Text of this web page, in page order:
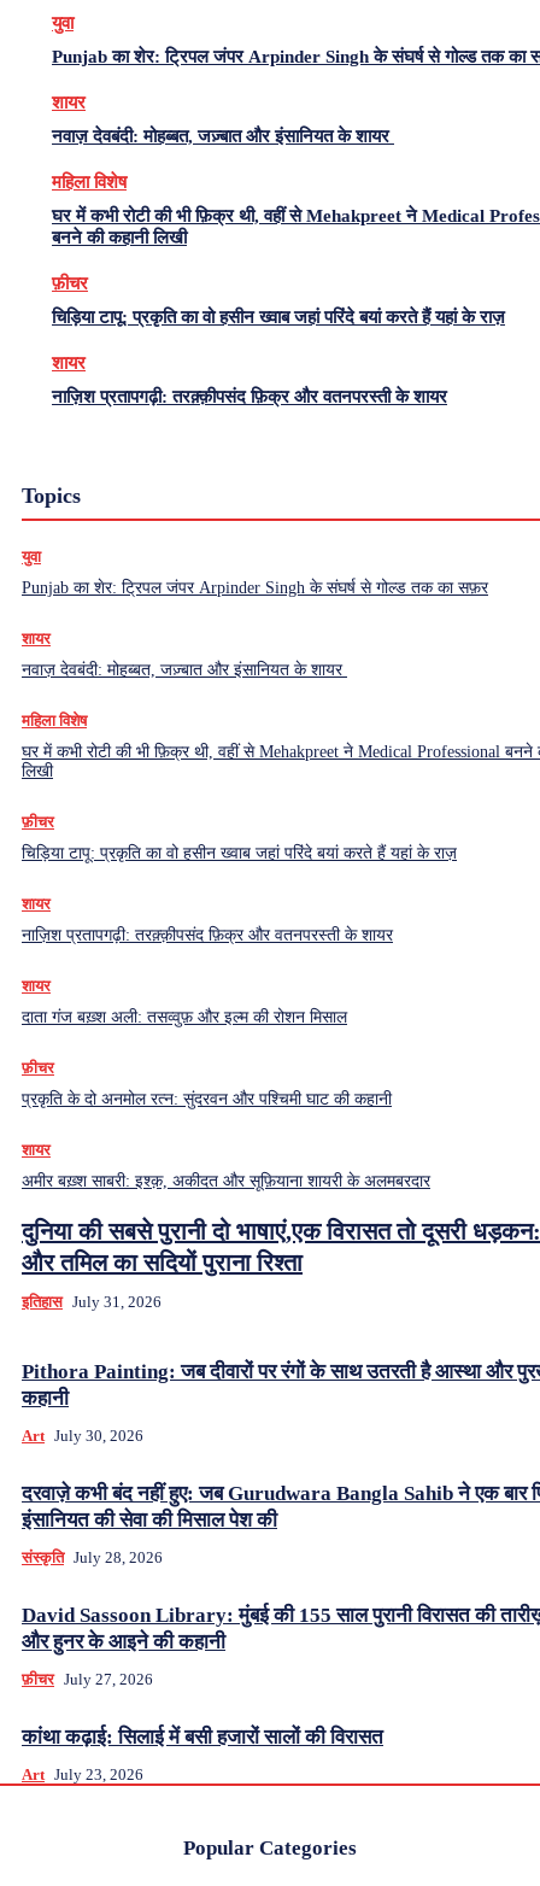
युवा
Punjab का शेर: ट्रिपल जंपर Arpinder Singh के संघर्ष से गोल्ड तक का
शायर
नवाज़ देवबंदी: मोहब्बत, जज़्बात और इंसानियत के शायर
महिला विशेष
घर में कभी रोटी की भी फ़िक्र थी, वहीं से Mehakpreet ने Medical
बनने की कहानी लिखी
फ़ीचर
चिड़िया टापू: प्रकृति का वो हसीन ख्वाब जहां परिंदे बयां करते हैं यहां के राज़
शायर
नाज़िश प्रतापगढ़ी: तरक़्क़ीपसंद फ़िक्र और वतनपरस्ती के शायर
Topics
युवा
Punjab का शेर: ट्रिपल जंपर Arpinder Singh के संघर्ष से गोल्ड तक का सफ़र
शायर
नवाज़ देवबंदी: मोहब्बत, जज़्बात और इंसानियत के शायर
महिला विशेष
घर में कभी रोटी की भी फ़िक्र थी, वहीं से Mehakpreet ने Medical Professional बनने
लिखी
फ़ीचर
चिड़िया टापू: प्रकृति का वो हसीन ख्वाब जहां परिंदे बयां करते हैं यहां के राज़
शायर
नाज़िश प्रतापगढ़ी: तरक़्क़ीपसंद फ़िक्र और वतनपरस्ती के शायर
शायर
दाता गंज बख़्श अली: तसव्वुफ़ और इल्म की रोशन मिसाल
फ़ीचर
प्रकृति के दो अनमोल रत्न: सुंदरवन और पश्चिमी घाट की कहानी
शायर
अमीर बख़्श साबरी: इश्क़, अकीदत और सूफ़ियाना शायरी के अलमबरदार
दुनिया की सबसे पुरानी दो भाषाएं,एक विरासत तो दूसरी
और तमिल का सदियों पुराना रिश्ता
इतिहास July 31, 2026
Pithora Painting: जब दीवारों पर रंगों के साथ उतरती है आस्था और
कहानी
Art July 30, 2026
दरवाज़े कभी बंद नहीं हुए: जब Gurudwara Bangla Sahib ने एक बार
इंसानियत की सेवा की मिसाल पेश की
संस्कृति July 28, 2026
David Sassoon Library: मुंबई की 155 साल पुरानी विरासत की
और हुनर के आइने की कहानी
फ़ीचर July 27, 2026
कांथा कढ़ाई: सिलाई में बसी हजारों सालों की विरासत
Art July 23, 2026
Popular Categories